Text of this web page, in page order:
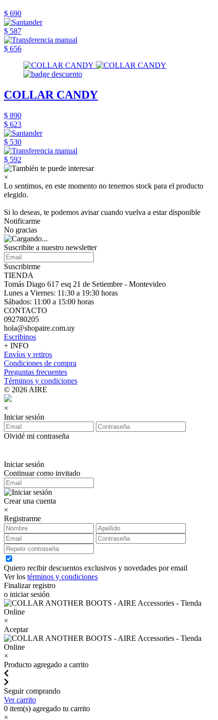
$ 690
$ 587
$ 656
COLLAR CANDY
$ 890
$ 623
$ 530
$ 592
×
Lo sentimos, en este momento no tenemos stock para el producto
elegido.
Si lo deseas, te podemos avisar cuando vuelva a estar disponible
Notificarme
No gracias
Suscribite a nuestro newsletter
Suscribirme
TIENDA
Tomás Diago 617 esq 21 de Setiembre - Montevideo
Lunes a Viernes: 11:30 a 19:30 horas
Sábados: 11:00 a 15:00 horas
CONTACTO
092780205
hola@shopaire.com.uy
Escribinos
+ INFO
Envíos y retiros
Condiciones de compra
Preguntas frecuentes
Términos y condiciones
© 2026 AIRE
×
Iniciar sesión
Olvidé mi contraseña
Iniciar sesión
Continuar como invitado
Crear una cuenta
×
Registrarme
Quiero recibir descuentos exclusivos y novedades por email
Ver los términos y condiciones
Finalizar registro
o iniciar sesión
×
Aceptar
×
Producto agregado a carrito
Seguir comprando
Ver carrito
0 item(s) agregado tu carrito
×